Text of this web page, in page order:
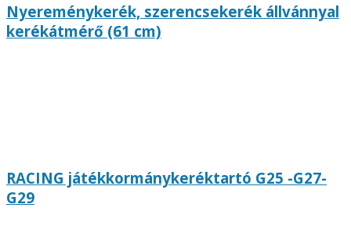
Nyereménykerék, szerencsekerék állvánnyal
kerékátmérő (61 cm)
RACING játékkormánykeréktartó G25 -G27-
G29